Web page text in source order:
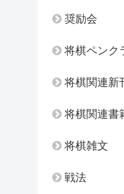
奨励会
将棋ペンク
将棋関連新
将棋関連書
将棋雑文
戦法